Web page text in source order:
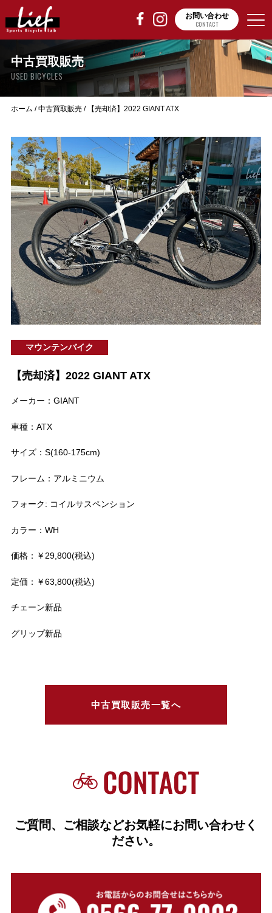
お問い合わせ
CONTACT
中古買取販売
USED BICYCLES
ホーム /中古買取販売/ 【売却済】2022 GIANT ATX
マウンテンバイク
【売却済】2022 GIANT ATX
メーカー：GIANT
車種：ATX
サイズ：S(160-175cm)
フレーム：アルミニウム
フォーク: コイルサスペンション
カラー：WH
価格：￥29,800(税込)
定価：￥63,800(税込)
チェーン新品
グリップ新品
中古買取販売一覧へ
ご質問、ご相談などお気軽にお問い合わせく
ださい。